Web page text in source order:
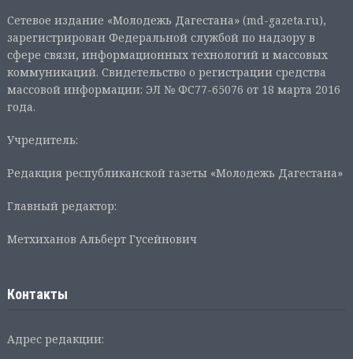
Сетевое издание «Молодежь Дагестана» (md-gazeta.ru),
зарегистрирован Федеральной службой по надзору в
сфере связи, информационных технологий и массовых
коммуникаций. Свидетельство о регистрации средства
массовой информации: ЭЛ № ФС77-65076 от 18 марта 2016
года.
Учредитель:
Редакция республиканской газеты «Молодежь Дагестана»
Главный редактор:
Метхиханов Альберт Гусейнович
Контакты
Адрес редакции: